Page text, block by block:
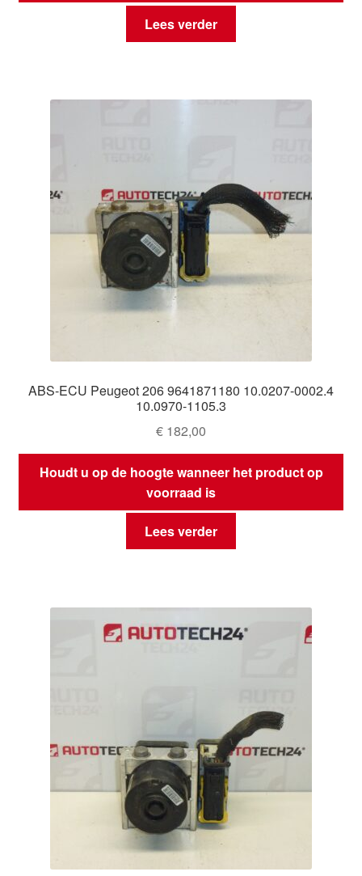
Lees verder
ABS-ECU Peugeot 206 9641871180 10.0207-0002.4
10.0970-1105.3
€ 182,00
Houdt u op de hoogte wanneer het product op
voorraad is
Lees verder